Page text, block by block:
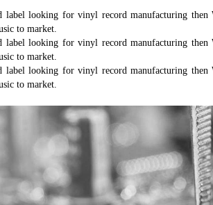
label looking for vinyl record manufacturing
to market.
label looking for vinyl record manufacturing
to market.
label looking for vinyl record manufacturing
to market.